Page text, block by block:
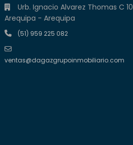
Urb. Ignacio Alvarez Thomas C 10
Arequipa - Arequipa
(51) 959 225 082
ventas@dagazgrupoinmobiliario.com